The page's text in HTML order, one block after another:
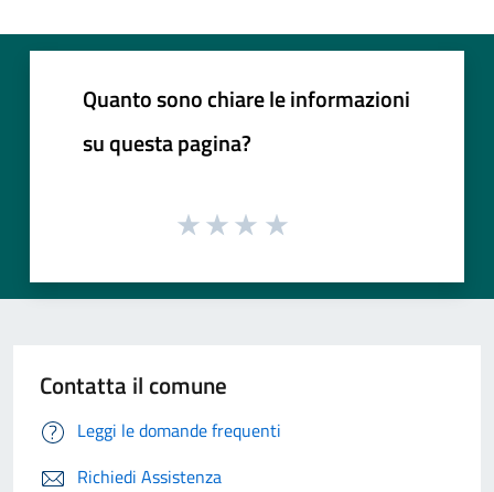
Quanto sono chiare le informazioni
su questa pagina?
Contatta il comune
Leggi le domande frequenti
Richiedi Assistenza